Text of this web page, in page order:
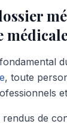
, toute
de